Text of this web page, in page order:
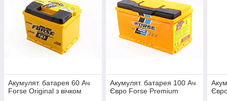
Акумулят. батарея 60 Ач
Forse Original з вічком
Акумулят. батарея 100 Ач
Євро Forse Premium